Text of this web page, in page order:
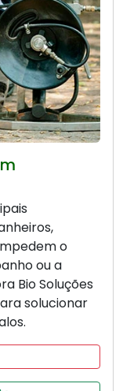
o
ou a
Bio Soluções
solucionar